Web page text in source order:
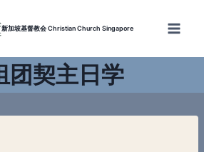
新加坡基督教会 Christian Church Singapore
团契主日学